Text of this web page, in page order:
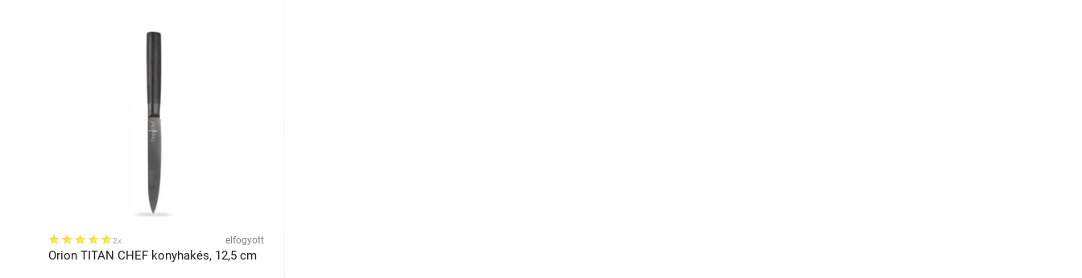
2x elfogyott
Orion TITAN CHEF konyhakés, 12,5 cm